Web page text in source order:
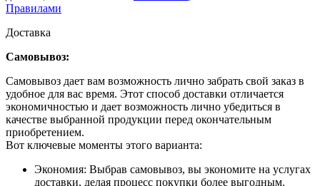
Правилами
Доставка
Самовывоз:
Самовывоз дает вам возможность лично забрать свой заказ в
удобное для вас время. Этот способ доставки отличается
экономичностью и дает возможность лично убедиться в
качестве выбранной продукции перед окончательным
приобретением.
Вот ключевые моменты этого варианта:
Экономия: Выбрав самовывоз, вы экономите на услугах
доставки, делая процесс покупки более выгодным.